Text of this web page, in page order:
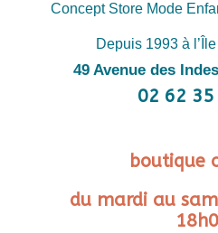
Concept Store Mode
Depuis 1993 à
49 Avenue des
02 62 35
boutique
du mardi au